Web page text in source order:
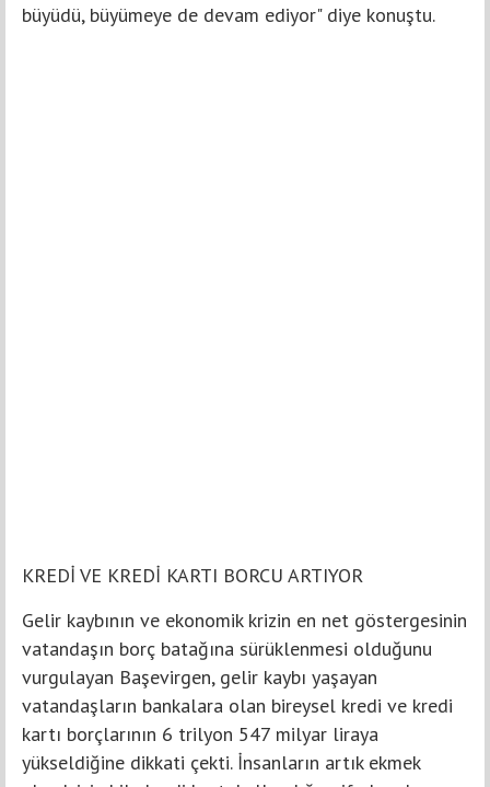
büyüdü, büyümeye de devam ediyor" diye konuştu.
KREDİ VE KREDİ KARTI BORCU ARTIYOR
Gelir kaybının ve ekonomik krizin en net göstergesinin
vatandaşın borç batağına sürüklenmesi olduğunu
vurgulayan Başevirgen, gelir kaybı yaşayan
vatandaşların bankalara olan bireysel kredi ve kredi
kartı borçlarının 6 trilyon 547 milyar liraya
yükseldiğine dikkati çekti. İnsanların artık ekmek